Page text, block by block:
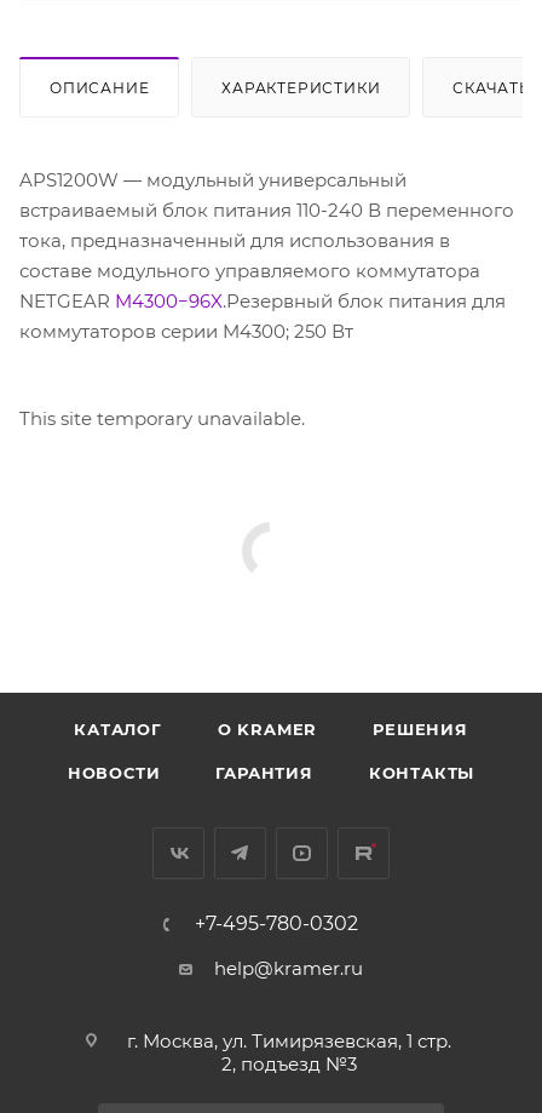
ОПИСАНИЕ ХАРАКТЕРИСТИКИ СКАЧАТЬ
APS1200W — модульный универсальный
встраиваемый блок питания 110-240 В переменного
тока, предназначенный для использования в
составе модульного управляемого коммутатора
NETGEAR M4300−96X.Резервный блок питания для
коммутаторов серии M4300; 250 Вт
This site temporary unavailable.
КАТАЛОГ O KRAMER РЕШЕНИЯ
НОВОСТИ ГАРАНТИЯ КОНТАКТЫ
+7-495-780-0302
help@kramer.ru
г. Москва, ул. Тимирязевская, 1 стр.
2, подъезд №3